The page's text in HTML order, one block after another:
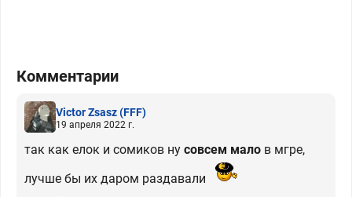
Комментарии
Victor Zsasz(FFF)
19 апреля 2022 г.
так как елок и сомиков ну совсем мало в мгре,
лучше бы их даром раздавали